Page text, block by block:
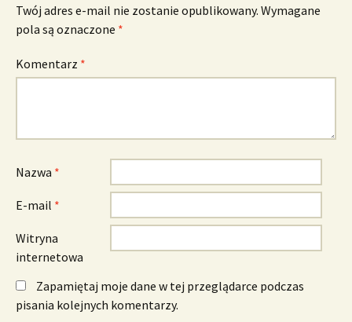
Twój adres e-mail nie zostanie opublikowany. Wymagane
pola są oznaczone *
Komentarz *
Nazwa *
E-mail *
Witryna
internetowa
Zapamiętaj moje dane w tej przeglądarce podczas
pisania kolejnych komentarzy.